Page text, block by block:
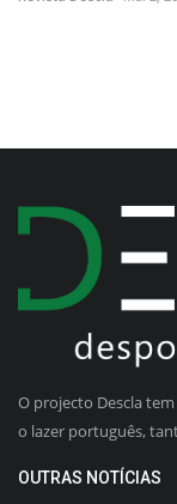
O projecto Descla
o lazer português,
OUTRAS NOTÍCIAS